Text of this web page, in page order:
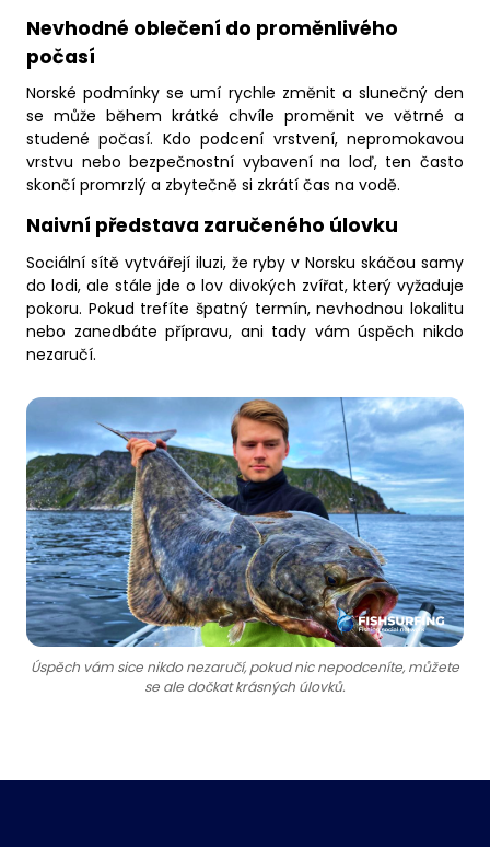
Nevhodné oblečení do proměnlivého
počasí
Norské podmínky se umí rychle změnit a slunečný den
se může během krátké chvíle proměnit ve větrné a
studené počasí. Kdo podcení vrstvení, nepromokavou
vrstvu nebo bezpečnostní vybavení na loď, ten často
skončí promrzlý a zbytečně si zkrátí čas na vodě.
Naivní představa zaručeného úlovku
Sociální sítě vytvářejí iluzi, že ryby v Norsku skáčou samy
do lodi, ale stále jde o lov divokých zvířat, který vyžaduje
pokoru. Pokud trefíte špatný termín, nevhodnou lokalitu
nebo zanedbáte přípravu, ani tady vám úspěch nikdo
nezaručí.
Úspěch vám sice nikdo nezaručí, pokud nic nepodceníte, můžete
se ale dočkat krásných úlovků.